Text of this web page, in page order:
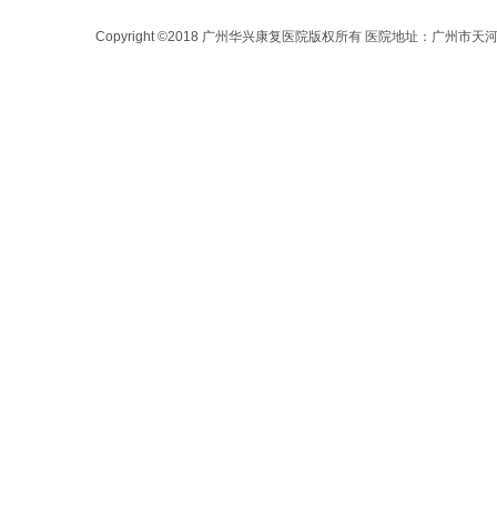
Copyright ©2018 广州华兴康复医院版权所有 医院地址：广州市天